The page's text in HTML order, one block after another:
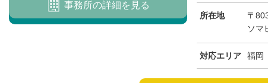
所在地
〒
ソマ
対応エリア 福岡
事務所の詳細を見る